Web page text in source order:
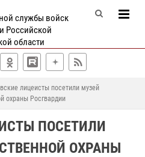
службы войск
Российской
области
лицеисты посетили музей
охраны Росгвардии
ПОСЕТИЛИ
ОХРАНЫ